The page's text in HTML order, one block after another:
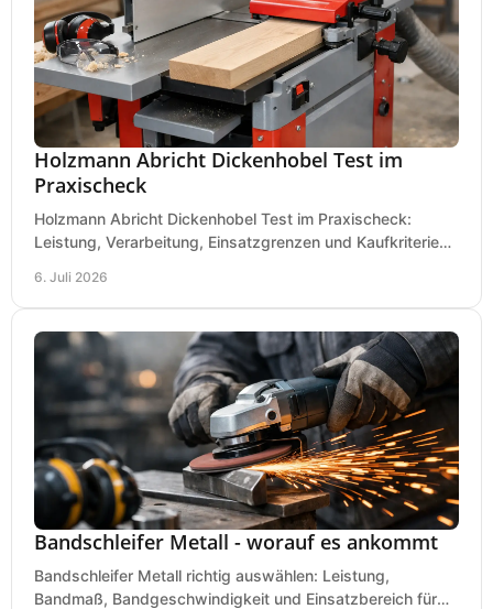
Holzmann Abricht Dickenhobel Test im
Praxischeck
Holzmann Abricht Dickenhobel Test im Praxischeck:
Leistung, Verarbeitung, Einsatzgrenzen und Kaufkriterien
6. Juli 2026
Bandschleifer Metall - worauf es ankommt
Bandschleifer Metall richtig auswählen: Leistung,
Bandmaß, Bandgeschwindigkeit und Einsatzbereich für